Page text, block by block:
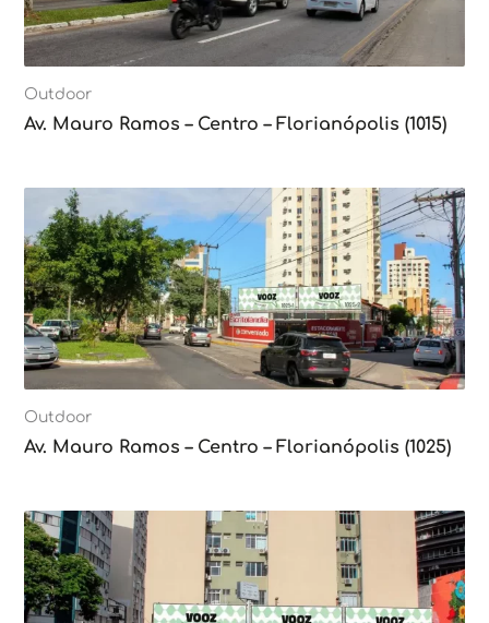
Outdoor
Av. Mauro Ramos – Centro – Florianópolis (1015)
Outdoor
Av. Mauro Ramos – Centro – Florianópolis (1025)